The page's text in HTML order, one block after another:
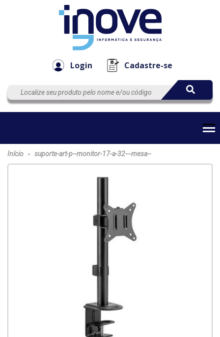
Login Cadastre-se
EmpresaAutomação
Início > suporte-art-p--monitor-17-a-32---mesa--